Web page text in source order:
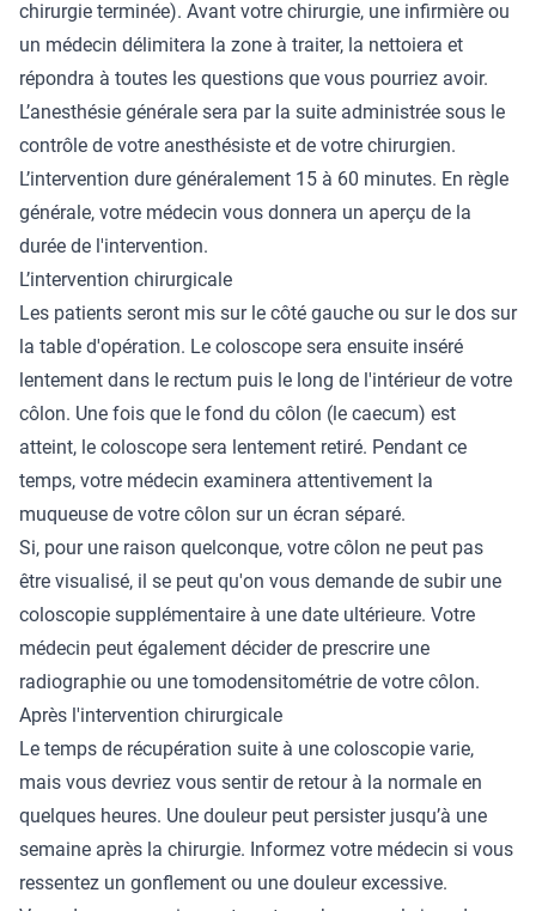
chirurgie terminée). Avant votre chirurgie, une infirmière ou
un médecin délimitera la zone à traiter, la nettoiera et
répondra à toutes les questions que vous pourriez avoir.
L’anesthésie générale sera par la suite administrée sous le
contrôle de votre anesthésiste et de votre chirurgien.
L’intervention dure généralement 15 à 60 minutes. En règle
générale, votre médecin vous donnera un aperçu de la
durée de l'intervention.
L’intervention chirurgicale
Les patients seront mis sur le côté gauche ou sur le dos sur
la table d'opération. Le coloscope sera ensuite inséré
lentement dans le rectum puis le long de l'intérieur de votre
côlon. Une fois que le fond du côlon (le caecum) est
atteint, le coloscope sera lentement retiré. Pendant ce
temps, votre médecin examinera attentivement la
muqueuse de votre côlon sur un écran séparé.
Si, pour une raison quelconque, votre côlon ne peut pas
être visualisé, il se peut qu'on vous demande de subir une
coloscopie supplémentaire à une date ultérieure. Votre
médecin peut également décider de prescrire une
radiographie ou une tomodensitométrie de votre côlon.
Après l'intervention chirurgicale
Le temps de récupération suite à une coloscopie varie,
mais vous devriez vous sentir de retour à la normale en
quelques heures. Une douleur peut persister jusqu’à une
semaine après la chirurgie. Informez votre médecin si vous
ressentez un gonflement ou une douleur excessive.